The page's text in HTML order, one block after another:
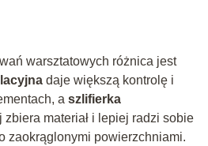
warsztatowych różnica jest
daje większą kontrolę i
a szlifierka
materiał i lepiej radzi sobie
zaokrąglonymi powierzchniami.